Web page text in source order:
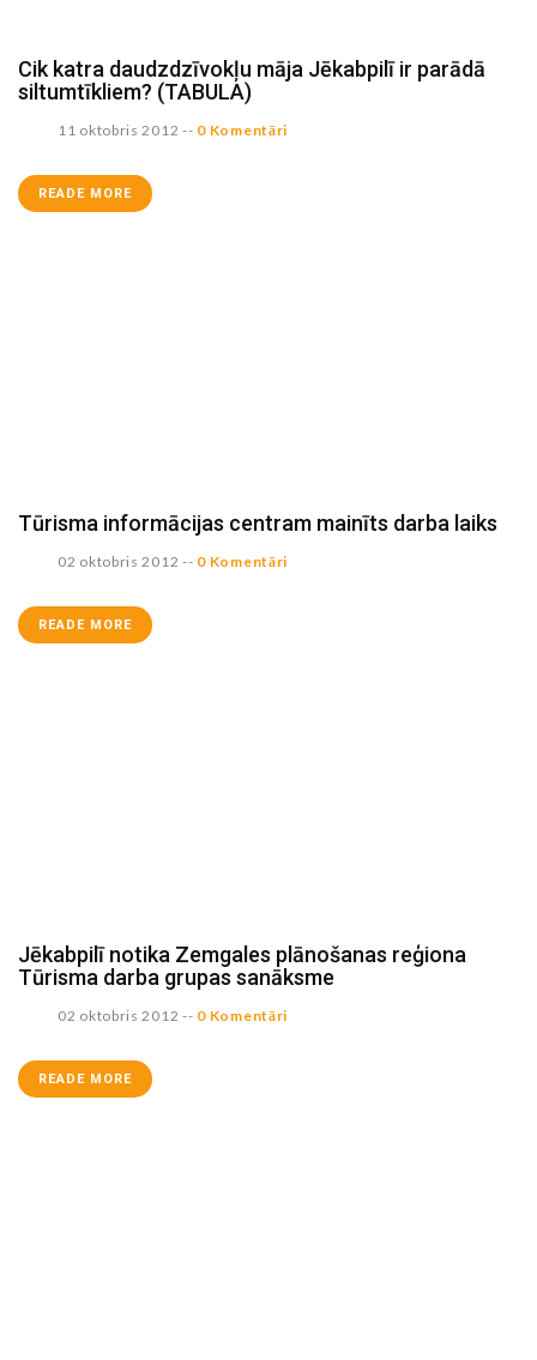
Cik katra daudzdzīvokļu māja Jēkabpilī ir parādā
siltumtīkliem? (TABULA)
11 oktobris 2012 -- 0 Komentāri
READE MORE
Tūrisma informācijas centram mainīts darba laiks
02 oktobris 2012 -- 0 Komentāri
READE MORE
Jēkabpilī notika Zemgales plānošanas reģiona
Tūrisma darba grupas sanāksme
02 oktobris 2012 -- 0 Komentāri
READE MORE